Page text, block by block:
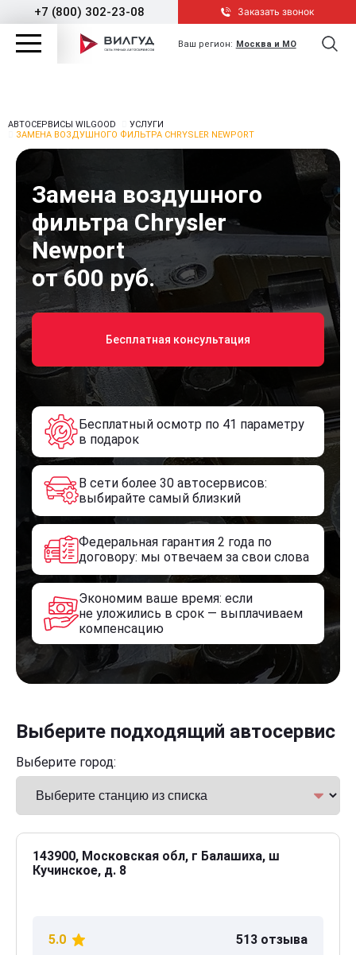
+7 (800) 302-23-08 Заказать звонок
Ваш регион: Москва и МО
АВТОСЕРВИСЫ WILGOOD
УСЛУГИ
ЗАМЕНА ВОЗДУШНОГО ФИЛЬТРА CHRYSLER NEWPORT
Замена воздушного
фильтра Chrysler
Newport
от 600 руб.
Бесплатная консультация
Бесплатный осмотр по 41 параметру
в подарок
В сети более 30 автосервисов:
выбирайте самый близкий
Федеральная гарантия 2 года по
договору: мы отвечаем за свои слова
Экономим ваше время: если
не уложились в срок — выплачиваем
компенсацию
Выберите подходящий автосервис
Выберите город:
143900, Московская обл, г Балашиха, ш
Кучинское, д. 8
5.0 513 отзыва